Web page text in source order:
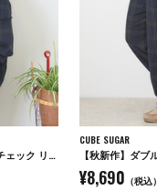
【秋新作】ダブルガーゼ チェック リバーシブル レギュラーシャツ
CUBE SUGAR
¥8,690 （税込）